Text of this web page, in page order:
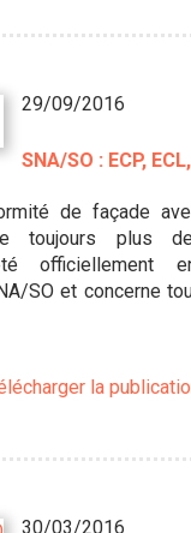
29/09/2016
SNA/SO : ECP,
de façade
toujours plus
officiellement
SO et concerne
la
30/03/2016